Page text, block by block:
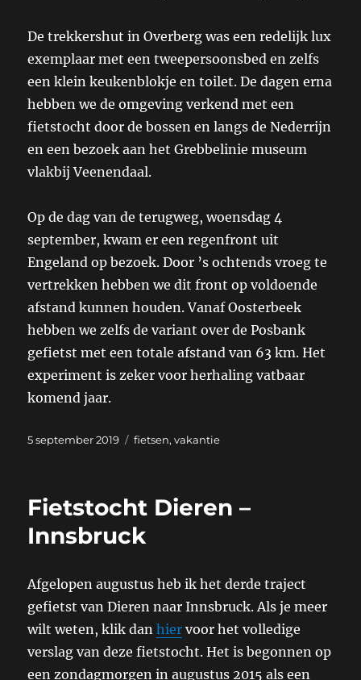
De trekkershut in Overberg was een redelijk lux
exemplaar met een tweepersoonsbed en zelfs
een klein keukenblokje en toilet. De dagen erna
hebben we de omgeving verkend met een
fietstocht door de bossen en langs de Nederrijn
en een bezoek aan het Grebbelinie museum
vlakbij Veenendaal.
Op de dag van de terugweg, woensdag 4
september, kwam er een regenfront uit
Engeland op bezoek. Door ’s ochtends vroeg te
vertrekken hebben we dit front op voldoende
afstand kunnen houden. Vanaf Oosterbeek
hebben we zelfs de variant over de Posbank
gefietst met een totale afstand van 63 km. Het
experiment is zeker voor herhaling vatbaar
komend jaar.
Geplaatst
5 september 2019 Categorieën
fietsen,vakantie
Fietstocht Dieren –
Innsbruck
Afgelopen augustus heb ik het derde traject
gefietst van Dieren naar Innsbruck. Als je meer
wilt weten, klik danhier voor het volledige
verslag van deze fietstocht. Het is begonnen op
een zondagmorgen in augustus 2015 als een